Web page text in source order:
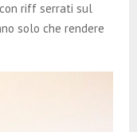
riff serrati sul
solo che rendere